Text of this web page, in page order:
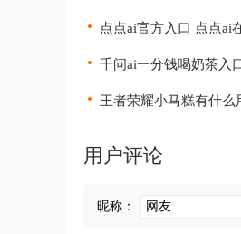
点点ai官方入口 点点ai
千问ai一分钱喝奶茶入
用户评论
昵称：